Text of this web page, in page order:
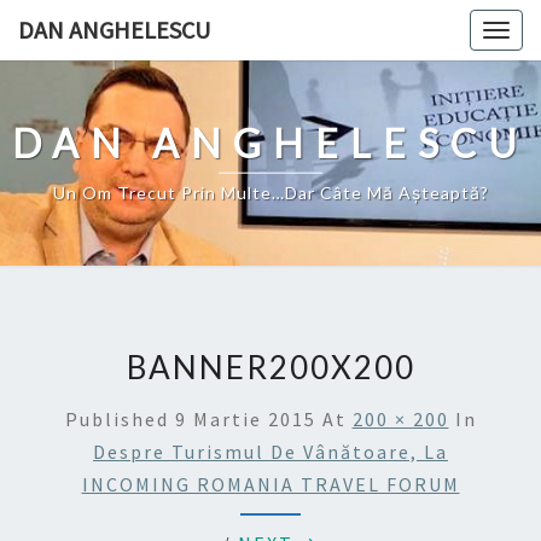
DAN ANGHELESCU
DAN ANGHELESCU
Un Om Trecut Prin Multe…Dar Câte Mă Aşteaptă?
BANNER200X200
Published 9 Martie 2015 At 200 × 200 In
Despre Turismul De Vânătoare, La
INCOMING ROMANIA TRAVEL FORUM